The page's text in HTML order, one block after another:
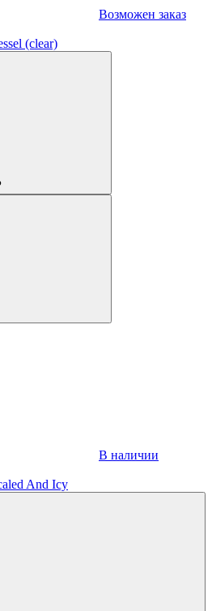
Возможен заказ
(clear)
В наличии
And Icy